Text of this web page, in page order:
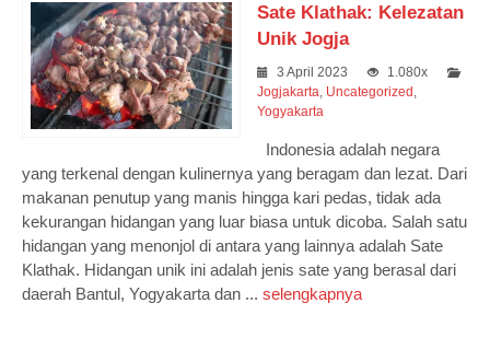
Sate Klathak: Kelezatan
Unik Jogja
3 April 2023
1.080x
Jogjakarta, Uncategorized ,
Yogyakarta
Indonesia adalah negara
yang terkenal dengan kulinernya yang beragam dan lezat. Dari
makanan penutup yang manis hingga kari pedas, tidak ada
kekurangan hidangan yang luar biasa untuk dicoba. Salah satu
hidangan yang menonjol di antara yang lainnya adalah Sate
Klathak. Hidangan unik ini adalah jenis sate yang berasal dari
daerah Bantul, Yogyakarta dan ... selengkapnya